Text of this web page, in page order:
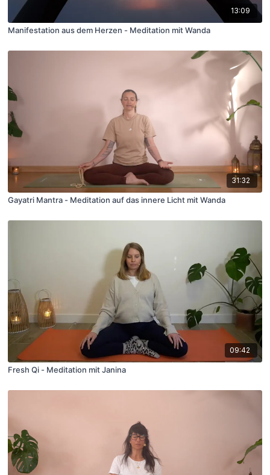
13:09
Manifestation aus dem Herzen - Meditation mit Wanda
31:32
Gayatri Mantra - Meditation auf das innere Licht mit Wanda
09:42
Fresh Qi - Meditation mit Janina